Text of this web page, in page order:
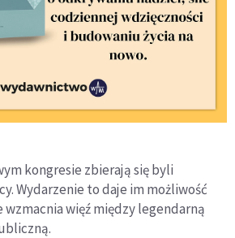
kongresie zbierają się byli
Wydarzenie to daje im możliwość
wzmacnia więź między legendarną